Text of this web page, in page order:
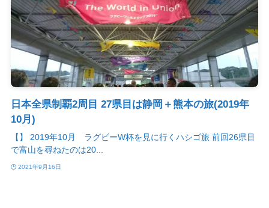
日本全県制覇2周目 27県目は静岡＋熊本の旅(2019年
10月)
【】 2019年10月 ラグビーW杯を見に行くハシゴ旅 前回26県目
で富山を尋ねたのは20...
2021年9月16日